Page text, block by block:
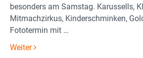
besonders am Samstag. Karussells,
Mitmachzirkus, Kinderschminken,
Fototermin mit …
Weiter